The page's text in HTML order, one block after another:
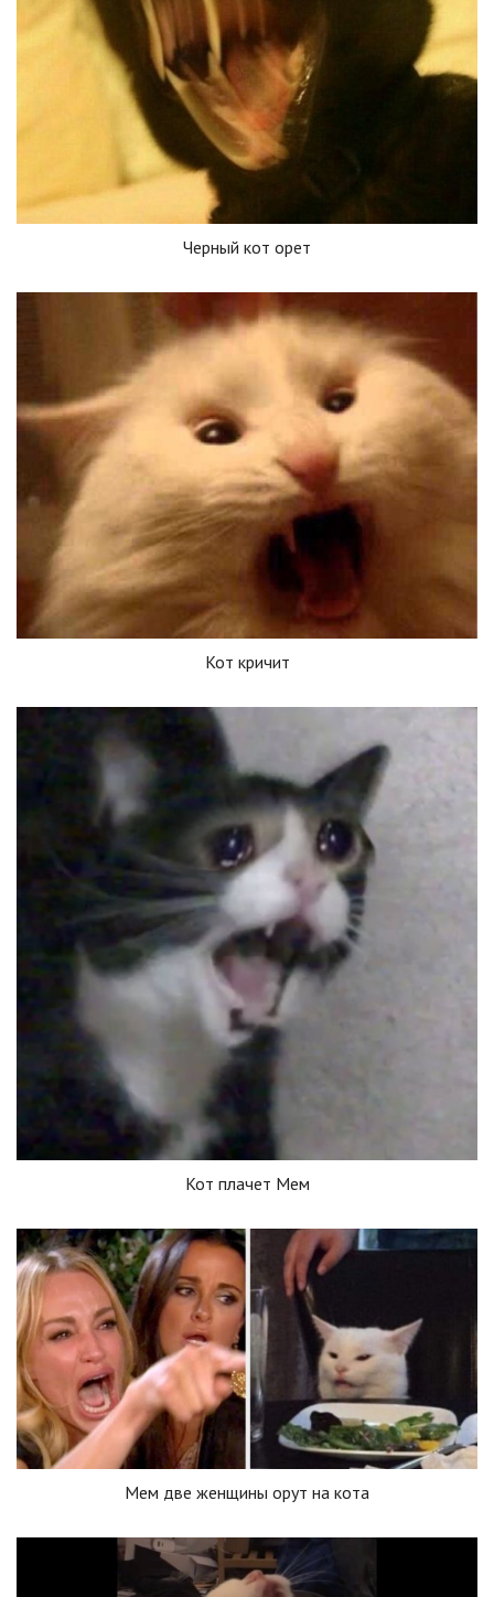
Черный кот орет
Кот кричит
Кот плачет Мем
Мем две женщины орут на кота